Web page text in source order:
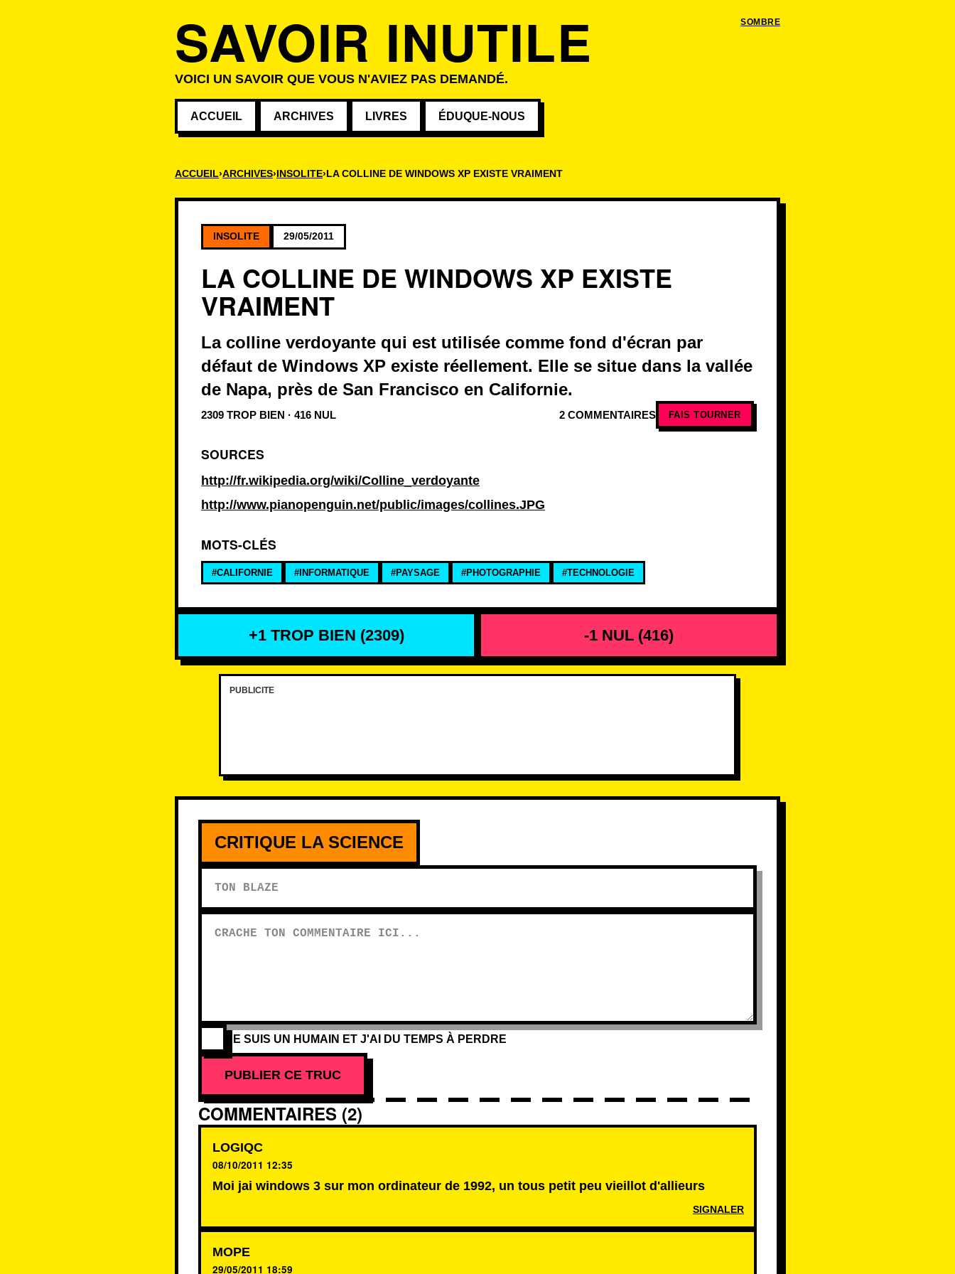
SOMBRE
SAVOIR INUTILE
VOICI UN SAVOIR QUE VOUS N'AVIEZ PAS DEMANDÉ.
ACCUEIL ARCHIVES LIVRES ÉDUQUE-NOUS
ACCUEIL ARCHIVES INSOLITE LA COLLINE DE WINDOWS XP EXISTE VRAIMENT
INSOLITE 29/05/2011
LA COLLINE DE WINDOWS XP EXISTE
VRAIMENT
La colline verdoyante qui est utilisée comme fond d'écran par
défaut de Windows XP existe réellement. Elle se situe dans la vallée
de Napa, près de San Francisco en Californie.
2309 TROP BIEN · 416 NUL 2 COMMENTAIRES FAIS TOURNER
SOURCES
http://fr.wikipedia.org/wiki/Colline_verdoyante
http://www.pianopenguin.net/public/images/collines.JPG
MOTS-CLÉS
#CALIFORNIE #INFORMATIQUE #PAYSAGE #PHOTOGRAPHIE #TECHNOLOGIE
+1 TROP BIEN (2309) -1 NUL (416)
PUBLICITE
CRITIQUE LA SCIENCE
Ton blaze
Crache ton commentaire ici
JE SUIS UN HUMAIN ET J'AI DU TEMPS À PERDRE
PUBLIER CE TRUC
COMMENTAIRES (2)
LOGIQC
08/10/2011 12:35
Moi jai windows 3 sur mon ordinateur de 1992, un tous petit peu vieillot d'allieurs
SIGNALER
MOPE
29/05/2011 18:59